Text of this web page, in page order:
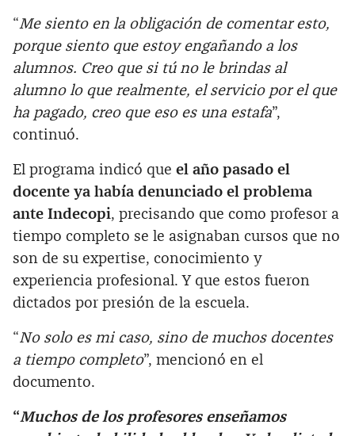
“Me siento en la obligación de comentar esto,
porque siento que estoy engañando a los
alumnos. Creo que si tú no le brindas al
alumno lo que realmente, el servicio por el que
ha pagado, creo que eso es una estafa”,
continuó.
El programa indicó que el año pasado el
docente ya había denunciado el problema
ante Indecopi, precisando que como profesor a
tiempo completo se le asignaban cursos que no
son de su expertise, conocimiento y
experiencia profesional. Y que estos fueron
dictados por presión de la escuela.
“No solo es mi caso, sino de muchos docentes
a tiempo completo”, mencionó en el
documento.
“Muchos de los profesores enseñamos